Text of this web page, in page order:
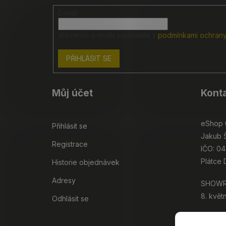
podmínkami
PŘIHLÁSIT SE
Můj účet
Přihlásit se
Registrace
Historie objednávek
Adresy
Odhlásit se
eShop
Jakub
IČO:
Plátce
8.